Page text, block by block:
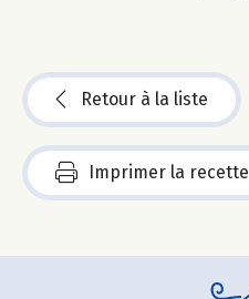
Retour à la liste
Imprimer la recette